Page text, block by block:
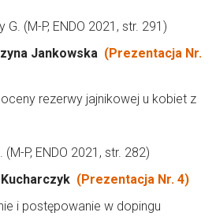
ENDO 2021, str. 291)
Jankowska (Prezentacja Nr.
jajnikowej u kobiet z
2021, str. 282)
(Prezentacja Nr. 4)
w dopingu